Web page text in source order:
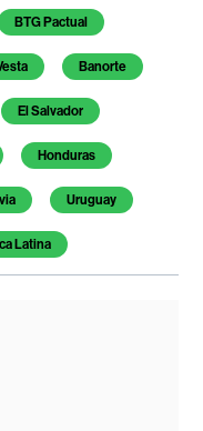
BTG Pactual
Banorte
El Salvador
Honduras
Uruguay
Latina